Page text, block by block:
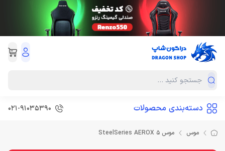
دسته‌بندی محصولات 021-91035390
موس موس SteelSeries AEROX 5